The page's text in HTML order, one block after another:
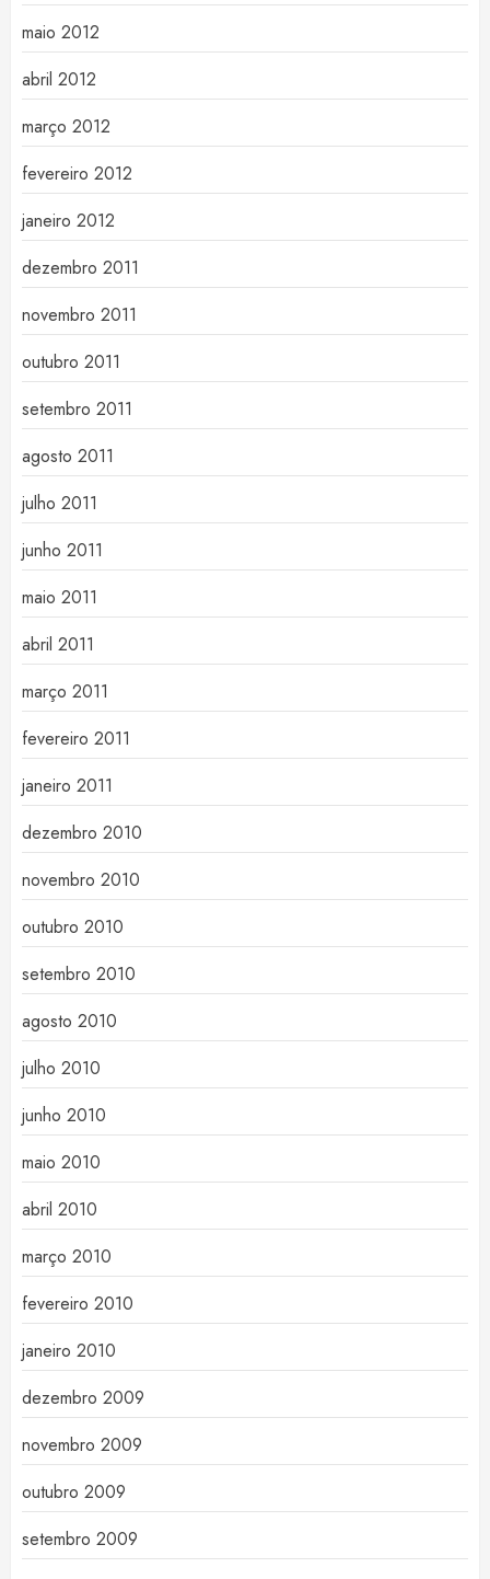
maio 2012
abril 2012
março 2012
fevereiro 2012
janeiro 2012
dezembro 2011
novembro 2011
outubro 2011
setembro 2011
agosto 2011
julho 2011
junho 2011
maio 2011
abril 2011
março 2011
fevereiro 2011
janeiro 2011
dezembro 2010
novembro 2010
outubro 2010
setembro 2010
agosto 2010
julho 2010
junho 2010
maio 2010
abril 2010
março 2010
fevereiro 2010
janeiro 2010
dezembro 2009
novembro 2009
outubro 2009
setembro 2009